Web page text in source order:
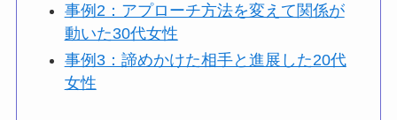
事例2：アプローチ方法を変えて関係が
動いた30代女性
事例3：諦めかけた相手と進展した20代
女性